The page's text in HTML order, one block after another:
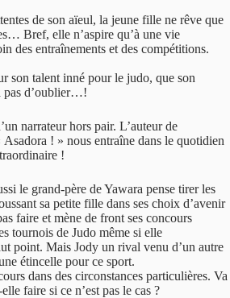
de son aïeul, la jeune fille ne rêve que
Bref, elle n’aspire qu’à une vie
des entraînements et des compétitions.
son talent inné pour le judo, que son
pas d’oublier…!
narrateur hors pair. L’auteur de
! » nous entraîne dans le quotidien
!
le grand-père de Yawara pense tirer les
sa petite fille dans ses choix d’avenir
faire et mène de front ses concours
tournois de Judo même si elle
point. Mais Jody un rival venu d’un autre
étincelle pour ce sport.
dans des circonstances particulières. Va
faire si ce n’est pas le cas ?